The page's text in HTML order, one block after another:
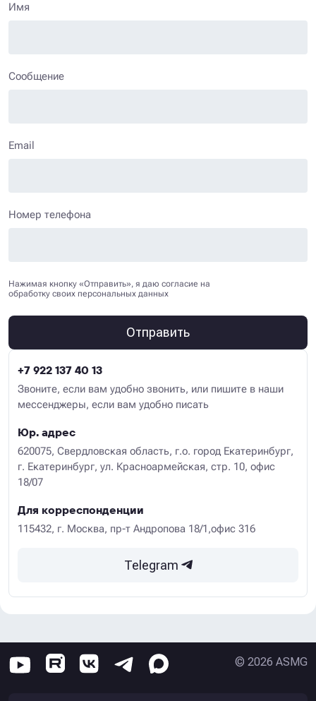
Имя
Сообщение
Email
Номер телефона
Нажимая кнопку «Отправить», я даю согласие на
обработку своих персональных данных
Отправить
+7 922 137 40 13
Звоните, если вам удобно звонить, или пишите в наши
мессенджеры, если вам удобно писать
Юр. адрес
620075, Свердловская область, г.о. город Екатеринбург,
г. Екатеринбург, ул. Красноармейская, стр. 10, офис
18/07
Для корреспонденции
115432, г. Москва, пр-т Андропова 18/1,офис 316
Telegram
© 2026 ASMG